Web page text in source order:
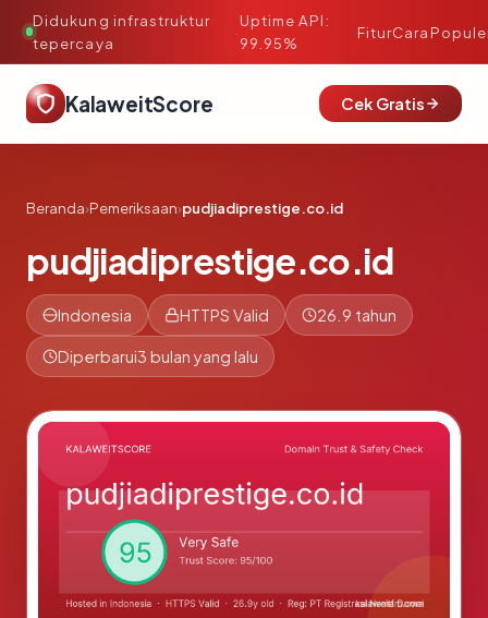
Didukung infrastruktur
tepercaya
·
Uptime API:
99.95%
FiturCara
KalaweitScore Cek Gratis
Beranda›Pemeriksaan›pudjiadiprestige.co.id
pudjiadiprestige.co.id
Indonesia HTTPS Valid 26.9 tahun
Diperbarui3 bulan yang lalu